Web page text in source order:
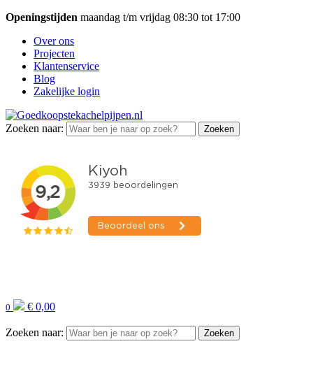
Openingstijden maandag t/m vrijdag 08:30 tot 17:00
Over ons
Projecten
Klantenservice
Blog
Zakelijke login
Zoeken naar: Zoeken
0 € 0,00
Zoeken naar: Zoeken